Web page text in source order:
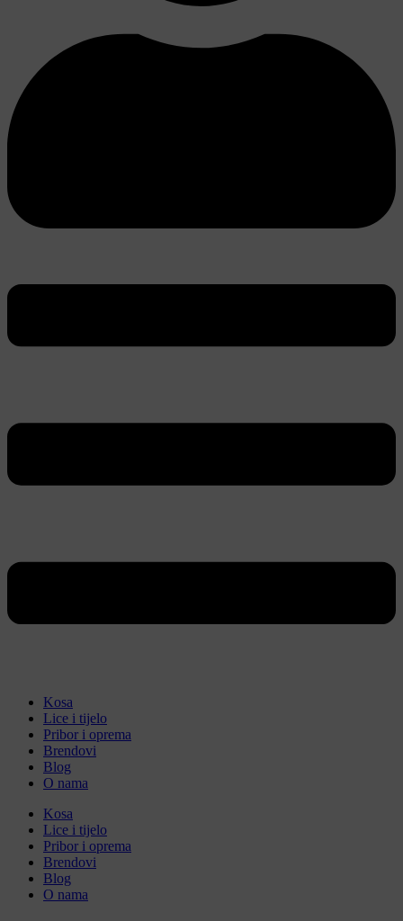
Kosa
Lice i tijelo
Pribor i oprema
Brendovi
Blog
O nama
Kosa
Lice i tijelo
Pribor i oprema
Brendovi
Blog
O nama